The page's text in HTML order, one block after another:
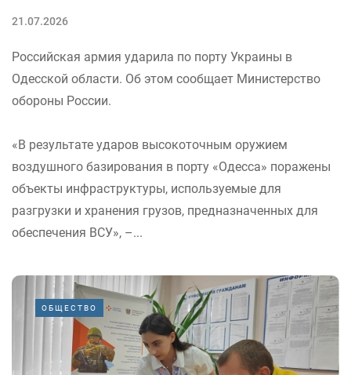
21.07.2026
Российская армия ударила по порту Украины в
Одесской области. Об этом сообщает Министерство
обороны России.
«В результате ударов высокоточным оружием
воздушного базирования в порту «Одесса» поражены
объекты инфраструктуры, используемые для
разгрузки и хранения грузов, предназначенных для
обеспечения ВСУ», –...
ОБЩЕСТВО